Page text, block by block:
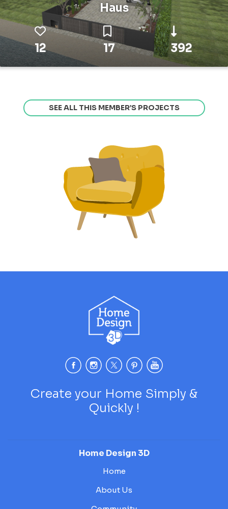
Haus
12 17 392
SEE ALL THIS MEMBER’S PROJECTS
Create your Home Simply &
Quickly !
Home Design 3D
Home
About Us